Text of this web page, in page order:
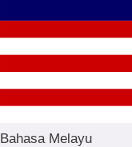
Bahasa Melayu